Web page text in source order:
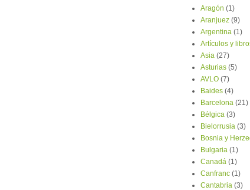
Aragón (1)
Aranjuez (9)
Argentina (1)
Artículos y
Asia (27)
Asturias (5)
AVLO (7)
Baides (4)
Barcelona (21)
Bélgica (3)
Bielorrusia (3)
Bosnia y
Bulgaria (1)
Canadá (1)
Canfranc (1)
Cantabria (3)